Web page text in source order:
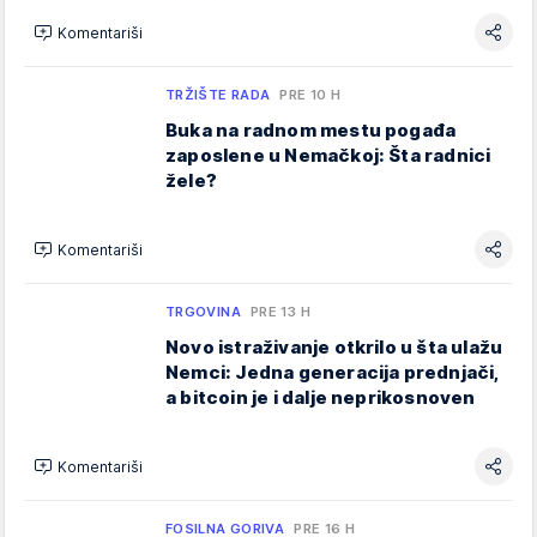
Komentariši
TRŽIŠTE RADA PRE 10 H
Buka na radnom mestu pogađa
zaposlene u Nemačkoj: Šta radnici
žele?
Komentariši
TRGOVINA PRE 13 H
Novo istraživanje otkrilo u šta ulažu
Nemci: Jedna generacija prednjači,
a bitcoin je i dalje neprikosnoven
Komentariši
FOSILNA GORIVA PRE 16 H